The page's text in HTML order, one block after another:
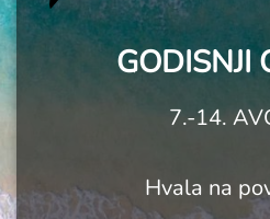
GODISNJI
7.-14.
Hvala na